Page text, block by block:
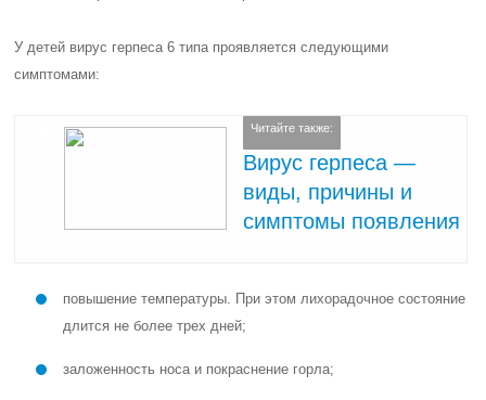
У детей вирус герпеса 6 типа проявляется следующими
симптомами:
Читайте также:
Вирус герпеса —
виды, причины и
симптомы появления
повышение температуры. При этом лихорадочное состояние
длится не более трех дней;
заложенность носа и покраснение горла;